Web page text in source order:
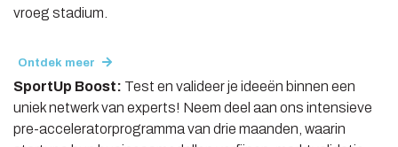
vroeg stadium.
Ontdek meer
SportUp Boost: Test en valideer je ideeën binnen een
uniek netwerk van experts! Neem deel aan ons intensieve
pre-acceleratorprogramma van drie maanden, waarin